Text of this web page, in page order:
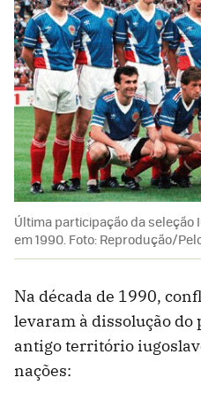
Última participação da seleção
em 1990. Foto: Reprodução/
Na década de 1990,
levaram à dissolução do
antigo território
nações: